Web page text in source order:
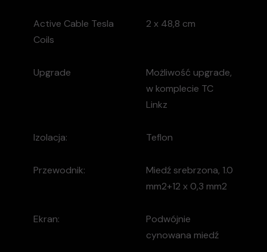
Active Cable Tesla
Coils
2 x 48,8 cm
Upgrade
Możliwość upgrade,
w komplecie TC
Linkz
Izolacja: Teflon
Przewodnik:
Miedź srebrzona, 1.0
mm2+12 x 0,3 mm2
Ekran:
Podwójnie
cynowana miedź